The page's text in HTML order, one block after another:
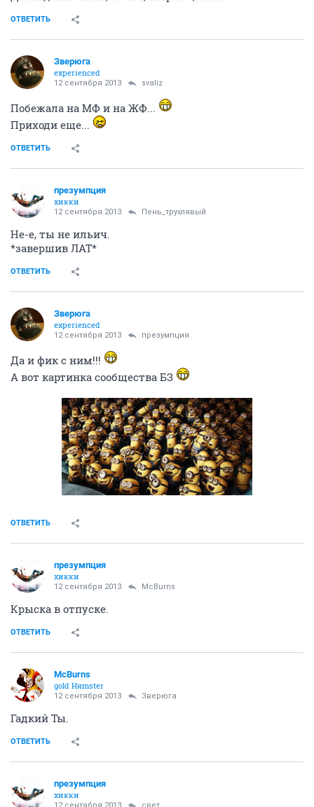
ОТВЕТИТЬ
Зверюга
experienced
12 сентября 2013 svaliz
Побежала на МФ и на ЖФ...
Приходи еще...
ОТВЕТИТЬ
презумпция
хикки
12 сентября 2013 Пень_трухлявый
Не-е, ты не ильич.
*завершив ЛАТ*
ОТВЕТИТЬ
Зверюга
experienced
12 сентября 2013 презумпция
Да и фик с ним!!!
А вот картинка сообщества БЗ
ОТВЕТИТЬ
презумпция
хикки
12 сентября 2013 McBurns
Крыска в отпуске.
ОТВЕТИТЬ
McBurns
gold Няmster
12 сентября 2013 Зверюга
Гадкий Ты.
ОТВЕТИТЬ
презумпция
хикки